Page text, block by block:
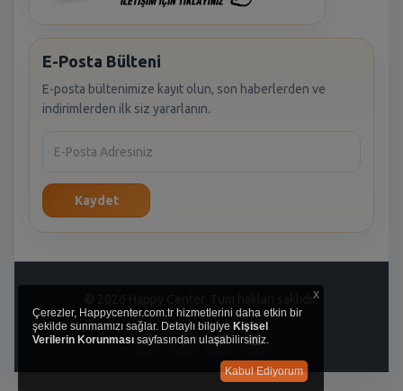
E-Posta Bülteni
E-posta bültenimize kayıt olun, son haberlerden ve
indirimlerden ilk siz yararlanın.
Kaydet
© 2026 Happy Center. Tüm hakları saklıdır.
x
Çerezler, Happycenter.com.tr hizmetlerini daha etkin bir
şekilde sunmamızı sağlar. Detaylı bilgiye Kişisel
Verilerin Korunması sayfasından ulaşabilirsiniz.
Kabul Ediyorum